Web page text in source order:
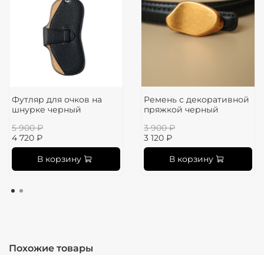
Футляр для очков на
шнурке черный
5 900 ₽
4 720 ₽
В корзину
Ремень с декоративной
пряжкой черный
3 900 ₽
3 120 ₽
В корзину
Похожие товары